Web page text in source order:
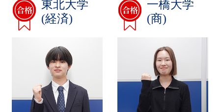
東北大学
(経済)
一橋大学
(商)